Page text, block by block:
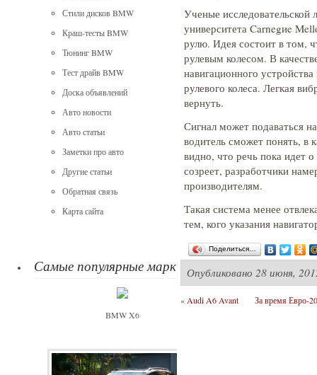
Стили дисков BMW
Краш-тесты BMW
Тюнинг BMW
Тест драйв BMW
Доска объявлений
Авто новости
Авто статьи
Заметки про авто
Другие статьи
Обратная связь
Карта сайта
Самые популярные марки
BMW X6
Ученые
университета Carnegиe
рулю. Идея состоит в том,
рулевым колесом. В
навигационного
рулевого колеса. Легкая
вернуть.
Сигнал может подаваться
водитель сможет понять,
видно, что речь пока идет
созреет, разработчики
производителям.
Такая система менее
тем, кого указания
Поделиться…
Опубликовано 28 июня,
« Audi A6 Avant За время Евро-